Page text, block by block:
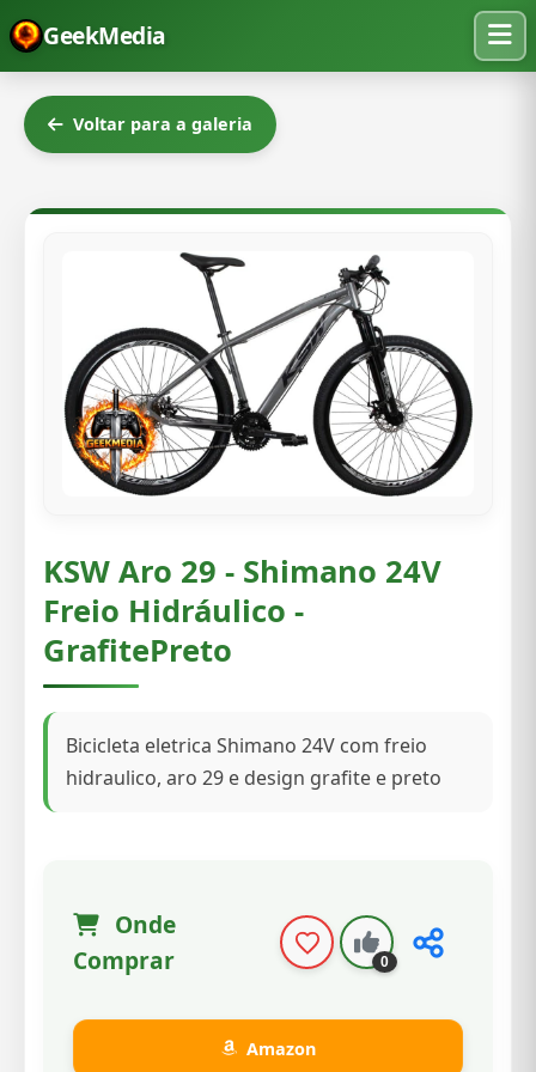
GeekMedia
Voltar para a galeria
KSW Aro 29 - Shimano 24V
Freio Hidráulico -
GrafitePreto
Bicicleta eletrica Shimano 24V com freio
hidraulico, aro 29 e design grafite e preto
Onde
Comprar
0
Amazon